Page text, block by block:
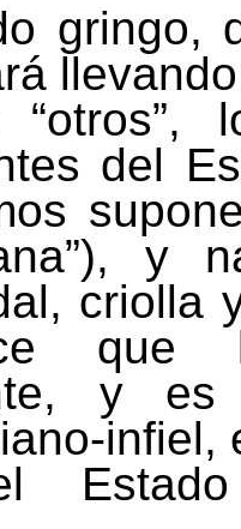
gringo,
“otros”,
del
y
criolla
que
y
infiel,